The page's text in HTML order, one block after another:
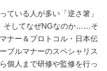
いる人が多い「逆さ箸」
そしてなぜNGなのか……そ
ナー＆プロトコル・日本伝
ブルマナーのスペシャリス
個人まで研修や監修を行っ